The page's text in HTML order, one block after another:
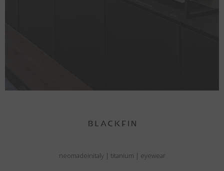
neomadeinitaly | titanium | eyewear